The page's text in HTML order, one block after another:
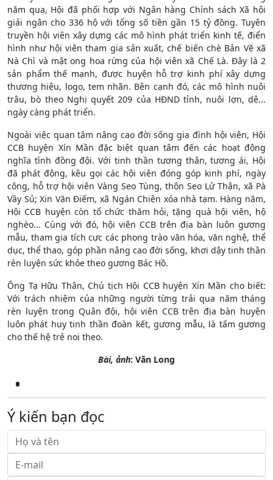
năm qua, Hội đã phối hợp với Ngân hàng Chính sách Xã hội
giải ngân cho 336 hộ với tổng số tiền gần 15 tỷ đồng. Tuyên
truyền hội viên xây dựng các mô hình phát triển kinh tế, điển
hình như hội viên tham gia sản xuất, chế biến chè Bản Vẽ xã
Nà Chì và mật ong hoa rừng của hội viên xã Chế Là. Đây là 2
sản phẩm thế mạnh, được huyện hỗ trợ kinh phí xây dựng
thương hiệu, logo, tem nhãn. Bên cạnh đó, các mô hình nuôi
trâu, bò theo Nghị quyết 209 của HĐND tỉnh, nuôi lợn, dê...
ngày càng phát triển.
Ngoài việc quan tâm nâng cao đời sống gia đình hội viên, Hội
CCB huyện Xín Mần đặc biệt quan tâm đến các hoạt động
nghĩa tình đồng đội. Với tinh thần tương thân, tương ái, Hội
đã phát động, kêu gọi các hội viên đóng góp kinh phí, ngày
công, hỗ trợ hội viên Vàng Seo Tùng, thôn Seo Lử Thận, xã Pà
Vầy Sủ; Xin Văn Điếm, xã Ngán Chiên xóa nhà tạm. Hàng năm,
Hội CCB huyện còn tổ chức thăm hỏi, tặng quà hội viên, hộ
nghèo... Cùng với đó, hội viên CCB trên địa bàn luôn gương
mẫu, tham gia tích cực các phong trào văn hóa, văn nghệ, thể
dục, thể thao, góp phần nâng cao đời sống, khơi dậy tinh thần
rèn luyện sức khỏe theo gương Bác Hồ.
Ông Tạ Hữu Thân, Chủ tịch Hội CCB huyện Xín Mần cho biết:
Với trách nhiệm của những người từng trải qua năm tháng
rèn luyện trong Quân đội, hội viên CCB trên địa bàn huyện
luôn phát huy tinh thần đoàn kết, gương mẫu, là tấm gương
cho thế hệ trẻ noi theo.
Bài, ảnh: Văn Long
Ý kiến bạn đọc